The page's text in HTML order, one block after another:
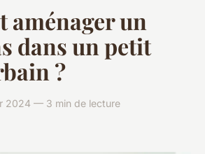
aménager un
dans un petit
?
2024 — 3 min de lecture